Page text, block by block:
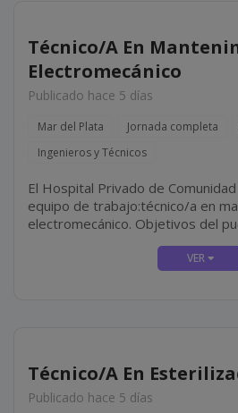
Técnico/A En
Electromecánico
Publicado hace 5 días
Mar del Plata Jornada completa
Ingenieros y Técnicos
El Hospital Privado de
equipo de trabajo:técnico/a en
electromecánico. Objetivos del puesto: Brindar soporte
técnico integral a los sectores del
tareas de mantenimiento
Técnico/A En
Publicado hace 5 días